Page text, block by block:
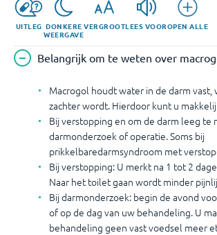
UITLEG DONKERE
WEERGAVE
VERGROOTLEES VOOROPEN ALLE
Belangrijk om te weten over
Macrogol houdt water in de darm vast,
zachter wordt. Hierdoor kunt u
Bij verstopping en om de darm leeg te
darmonderzoek of operatie. Soms bij
prikkelbaredarmsyndroom met
Bij verstopping: U merkt na 1 tot 2
Naar het toilet gaan wordt minder
Bij darmonderzoek: begin de avond
of op de dag van uw behandeling. U
behandeling geen vast voedsel meer